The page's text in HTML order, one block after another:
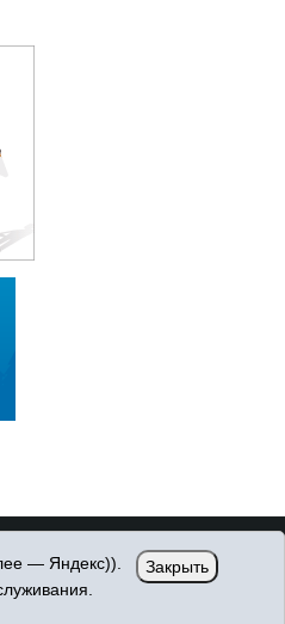
— Яндекс)).
Закрыть